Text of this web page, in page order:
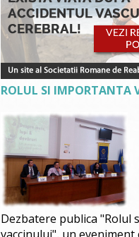
ROLUL SI IMPORTANTA
Dezbatere publica "Rolul